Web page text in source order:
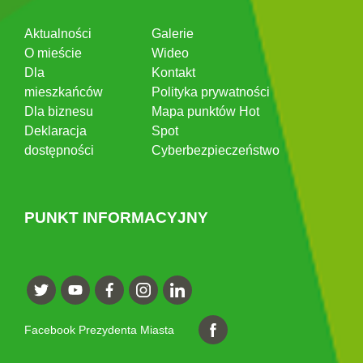
Aktualności
O mieście
Dla
mieszkańców
Dla biznesu
Deklaracja
dostępności
Galerie
Wideo
Kontakt
Polityka prywatności
Mapa punktów Hot
Spot
Cyberbezpieczeństwo
PUNKT INFORMACYJNY
Facebook Prezydenta Miasta